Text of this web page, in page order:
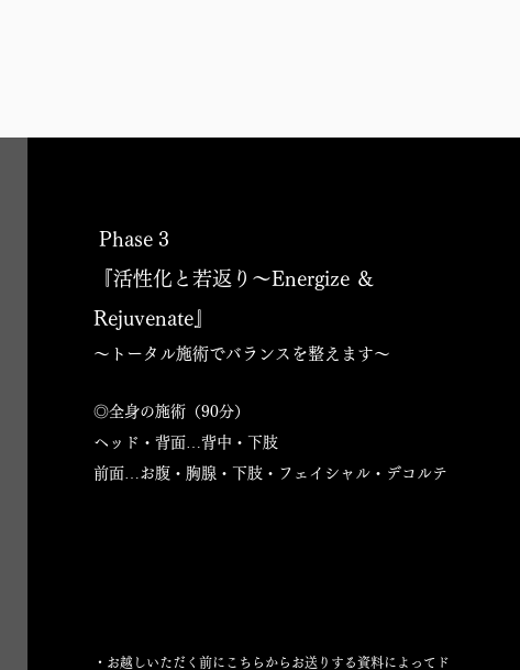
Phase 3
『活性化と若返り～Energize ＆
Rejuvenate』
～トータル施術でバランスを整えます～
◎全身の施術（90分）
ヘッド・背面…背中・下肢
前面…お腹・胸腺・下肢・フェイシャル・デコルテ
・お越しいただく前にこちらからお送りする資料によってド